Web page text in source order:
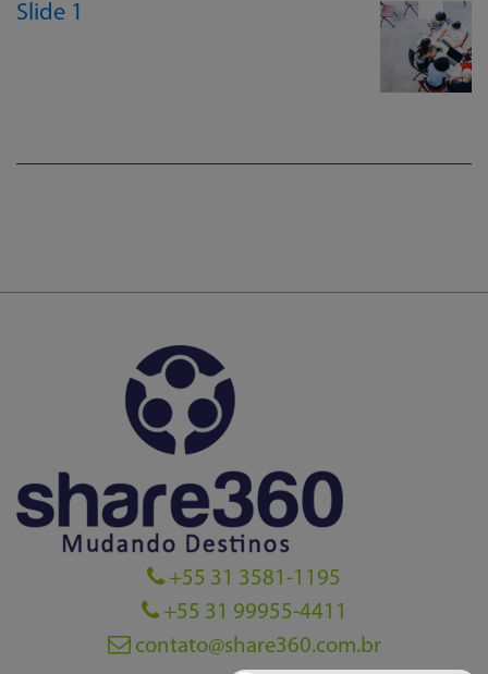
Slide 1
+55 31 3581-1195
+55 31 99955-4411
contato@share360.com.br